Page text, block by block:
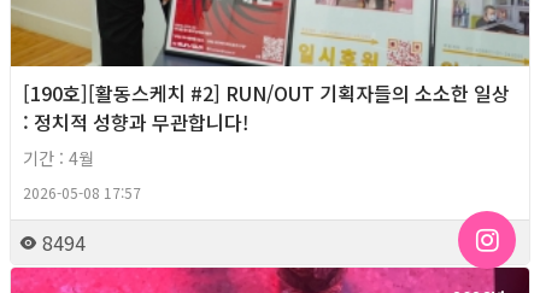
[190호][활동스케치 #2] RUN/OUT 기획자들의 소소한 일상
: 정치적 성향과 무관합니다!
기간 : 4월
2026-05-08 17:57
8494